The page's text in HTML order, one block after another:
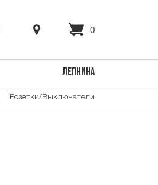
0
ЛЕПНИНА
Розетки/Выключатели